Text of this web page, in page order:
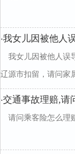
·我女儿因被他人
我女儿因被他人误
辽源市扣留，请问家
·交通事故理赔,请
请问乘客险怎么理